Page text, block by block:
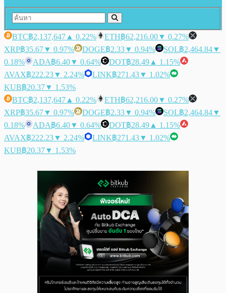
BTC฿2,137,647 ▲ 0.22% ETH฿62,216.00▼ 0.27%
XRP฿35.67▼ 0.97% DOGE฿2.33▼ 0.94% SOL฿2,464.84▼
0.18%
ADA฿6.40▼ 0.64% DOT฿28.49 ▲ 1.15%
AVAX฿222.23▼ 2.24% LINK฿271.43▼ 1.02%
KUB฿20.37▼ 1.53%
BTC฿2,137,647 ▲ 0.22% ETH฿62,216.00▼ 0.27%
XRP฿35.67▼ 0.97% DOGE฿2.33▼ 0.94% SOL฿2,464.84▼
0.18%
ADA฿6.40▼ 0.64% DOT฿28.49 ▲ 1.15%
AVAX฿222.23▼ 2.24% LINK฿271.43▼ 1.02%
KUB฿20.37▼ 1.53%